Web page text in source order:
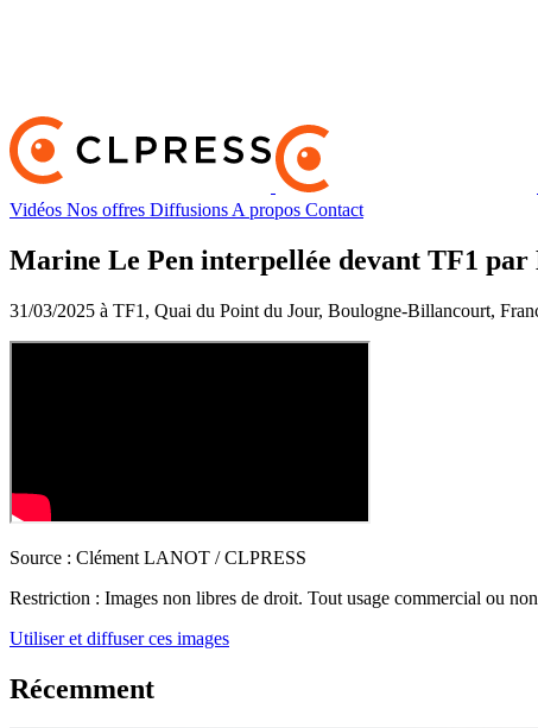
Vidéos Nos offres Diffusions A propos Contact
Marine Le Pen interpellée devant TF1 par
31/03/2025 à TF1, Quai du Point du Jour, Boulogne-Billancourt,
Source : Clément LANOT / CLPRESS
Restriction : Images non libres de droit. Tout usage commercial ou
Utiliser et diffuser ces images
Récemment